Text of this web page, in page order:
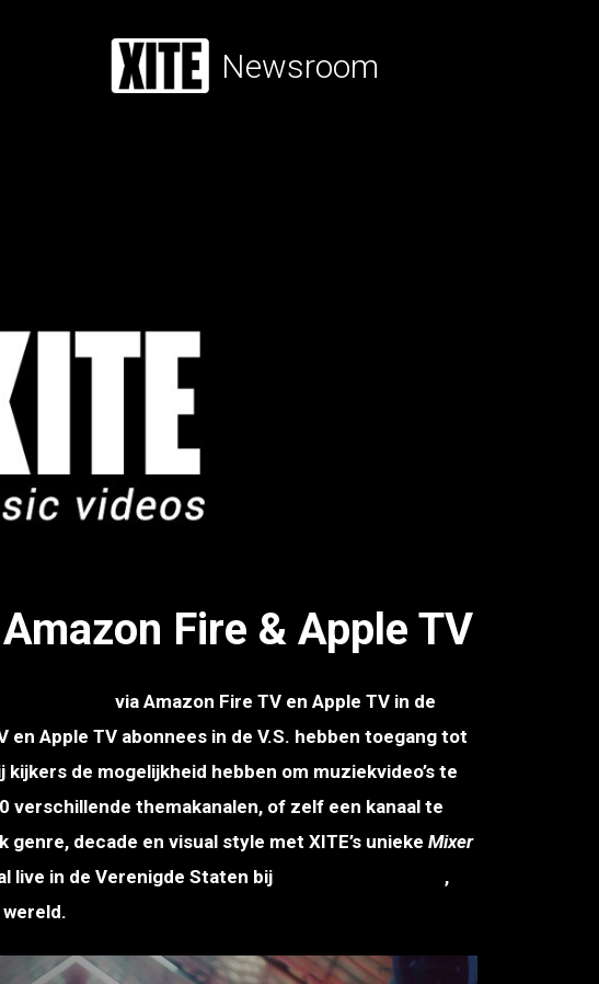
Newsroom
Fire & Apple TV
via Amazon Fire TV en Apple TV in de
en Apple TV abonnees in de V.S. hebben toegang tot
kijkers de mogelijkheid hebben om muziekvideo’s te
verschillende themakanalen, of zelf een kanaal te
decade en visual style met XITE’s unieke Mixer
live in de Verenigde Staten bij
,